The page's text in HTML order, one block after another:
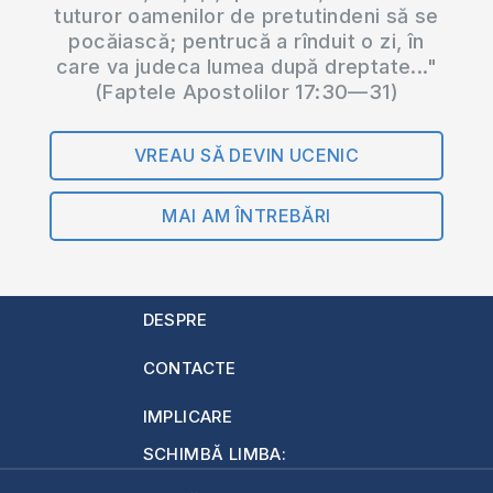
tuturor oamenilor de pretutindeni să se
pocăiască; pentrucă a rînduit o zi, în
care va judeca lumea după dreptate..."
(Faptele Apostolilor 17:30—31)
VREAU SĂ DEVIN UCENIC
MAI AM ÎNTREBĂRI
DESPRE
CONTACTE
IMPLICARE
SCHIMBĂ LIMBA: